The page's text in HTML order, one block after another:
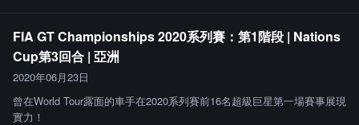
FIA GT Championships 2020系列賽：第1階段 | Nations
Cup第3回合 | 亞洲
2020年06月23日
曾在World Tour露面的車手在2020系列賽前16名超級巨星第一場賽事展現
實力！